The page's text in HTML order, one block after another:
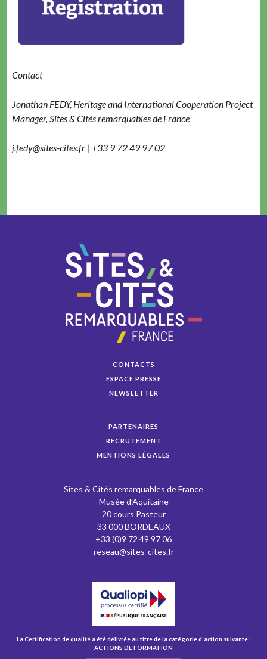
Con­tact
Jonathan FEDY, Her­itage and Inter­na­tion­al Coop­er­a­tion Project
Man­ag­er, Sites & Cités remar­quables de France
j.fedy@sites-cites.fr | +33 9 72 49 97 02
CONTACTS
ESPACE PRESSE
NEWSLETTER
PARTENAIRES
RECRUTEMENT
MENTIONS LÉGALES
Sites & Cités remarquables de France
Musée d’Aquitaine
20 cours Pasteur
33 000 BORDEAUX
+33 (0)9 72 49 97 06
reseau@sites-cites.fr
La Certification de qualité a été délivrée au titre de la catégorie d'action suivante :
ACTIONS DE FORMATION